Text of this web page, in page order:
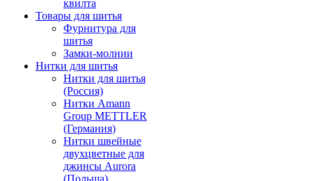
квилта
Товары для шитья
Фурнитура для
шитья
Замки-молнии
Нитки для шитья
Нитки для шитья
(Россия)
Нитки Amann
Group METTLER
(Германия)
Нитки швейные
двухцветные для
джинсы Aurora
(Польша)